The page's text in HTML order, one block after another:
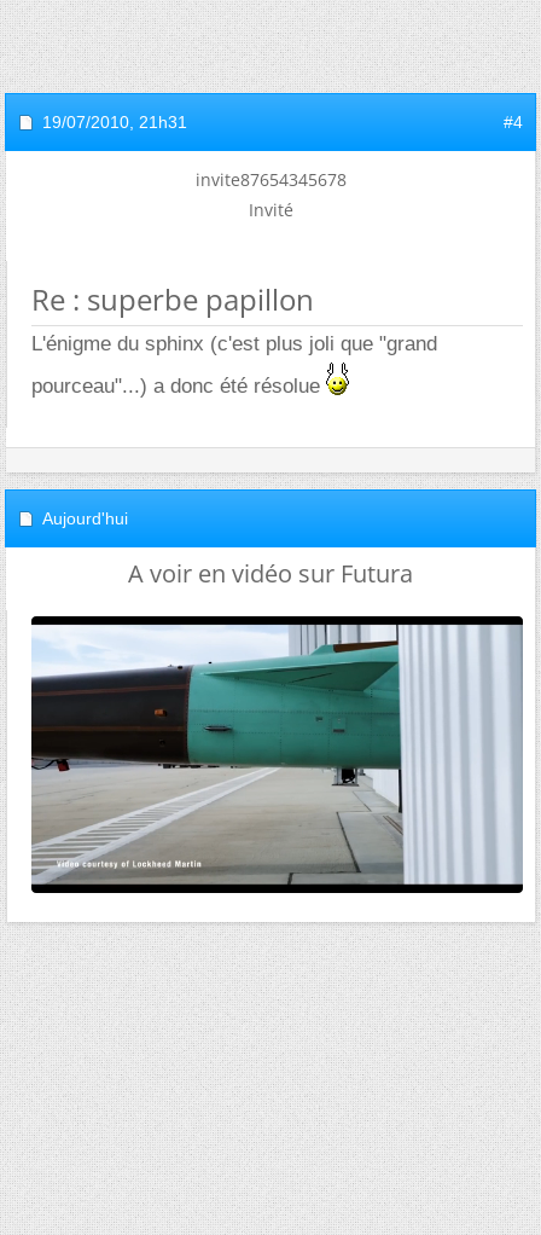
19/07/2010, 21h31 #4
invite87654345678
Invité
Re : superbe papillon
L'énigme du sphinx (c'est plus joli que "grand
pourceau"...) a donc été résolue
Aujourd'hui
A voir en vidéo sur Futura